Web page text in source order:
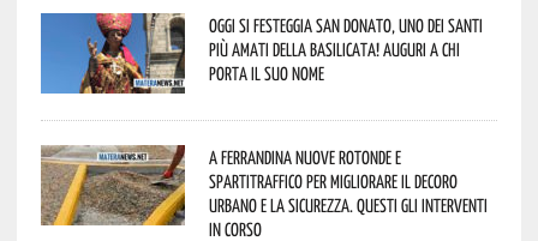
Oggi si festeggia San Donato, uno dei Santi
più amati della Basilicata! Auguri a chi
porta il suo nome
A Ferrandina nuove rotonde e
spartitraffico per migliorare il decoro
urbano e la sicurezza. Questi gli interventi
in corso